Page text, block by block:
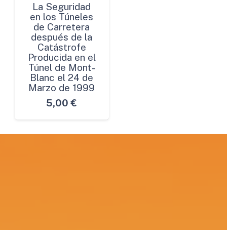
La Seguridad
en los Túneles
de Carretera
después de la
Catástrofe
Producida en el
Túnel de Mont-
Blanc el 24 de
Marzo de 1999
5,00 €